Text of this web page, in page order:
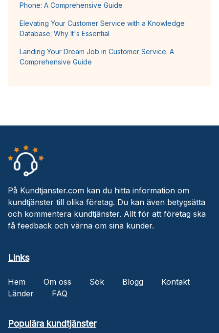
Phone: A Comprehensive Guide
Elevating Your Customer Service with a Knowledge
Database: Why It's Essential
Landing Your Dream Job in Customer Service: A
Comprehensive Guide
På Kundtjanster.com kan du hitta information om
kundtjänster till olika företag. Du kan även betygsätta
och kommentera kundtjänster. Allt för att företag ska
få feedback och värna om sina kunder.
Links
Hem Om oss Sök Blogg
Kontakt
Länder
FAQ
Populära kundtjänster